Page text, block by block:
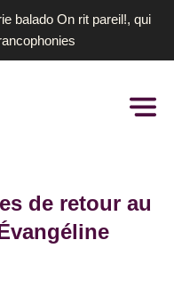
balado On rit pareil!, qui
de retour au